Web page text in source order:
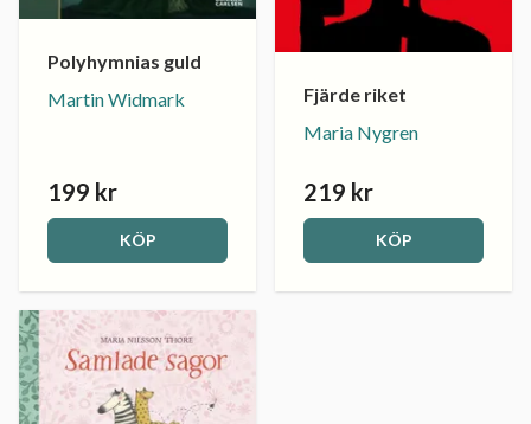
Polyhymnias guld
Martin Widmark
199 kr
KÖP
Fjärde riket
Maria Nygren
219 kr
KÖP